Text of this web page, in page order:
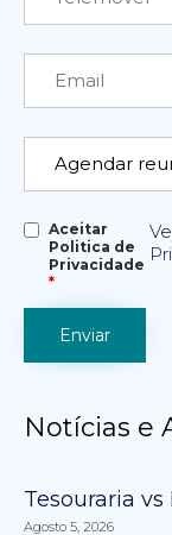
Aceitar
Politica de
Privacidade
*
Notícias e
Tesouraria vs
Agosto 5, 2026